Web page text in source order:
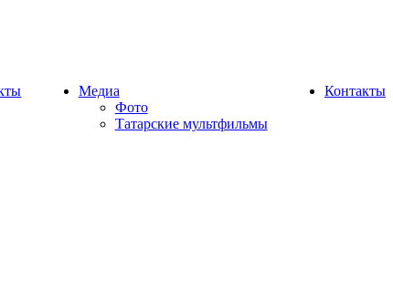
Медиа
Фото
Татарские мультфильмы
Контакты